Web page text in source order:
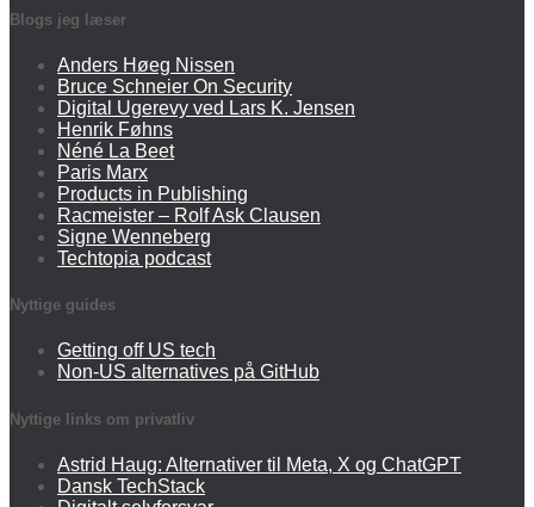
Blogs jeg læser
Anders Høeg Nissen
Bruce Schneier On Security
Digital Ugerevy ved Lars K. Jensen
Henrik Føhns
Néné La Beet
Paris Marx
Products in Publishing
Racmeister – Rolf Ask Clausen
Signe Wenneberg
Techtopia podcast
Nyttige guides
Getting off US tech
Non-US alternatives på GitHub
Nyttige links om privatliv
Astrid Haug: Alternativer til Meta, X og ChatGPT
Dansk TechStack